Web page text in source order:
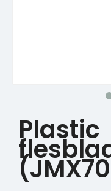
Plastic